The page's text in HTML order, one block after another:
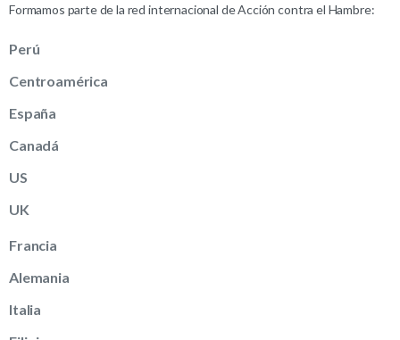
Formamos parte de la red internacional de Acción contra el Hambre:
Perú
Centroamérica
España
Canadá
US
UK
Francia
Alemania
Italia